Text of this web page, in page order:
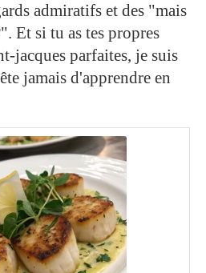
admiratifs et des "mais
Et si tu as tes propres
jacques parfaites, je suis
jamais d'apprendre en